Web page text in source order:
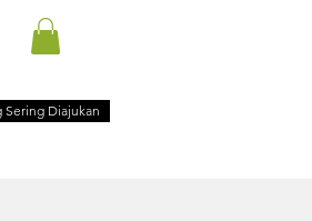
KONTAK
Sering Diajukan